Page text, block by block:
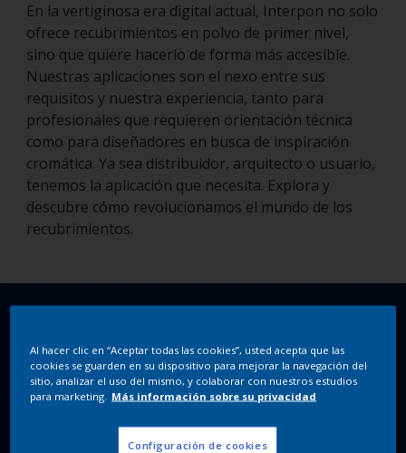
En la vertiginosa era digital actual, Interpon no solo
ofrece recubrimientos en polvo de primer nivel,
sino que quiere hacerlo de forma más accesible.
Nuestras aplicaciones son el nexo entre sus
requisitos y nuestra experiencia, tanto para
profesionales que requieren orientación técnica
como para diseñadores en busca de inspiración
cromática. Ya sea distribuidor, arquitecto o usuario,
tenemos la aplicación que necesita. Explora y
descubre cómo revolucionamos el mundo de los
recubrimientos.
Al hacer clic en “Aceptar todas las cookies”, usted acepta que las
cookies se guarden en su dispositivo para mejorar la navegación del
sitio, analizar el uso del mismo, y colaborar con nuestros estudios
para marketing. Más información sobre su privacidad
Configuración de cookies